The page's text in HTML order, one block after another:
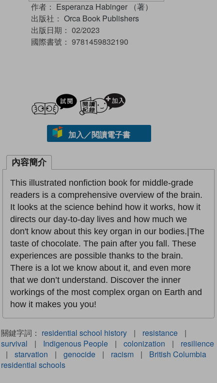
作者： Esperanza Habinger （著）
出版社： Orca Book Publishers
出版日期： 02/2023
國際書號： 9781459832190
試閲
加入／閱讀電子書
內容簡介
This illustrated nonfiction book for middle-grade
readers is a comprehensive overview of the brain.
It looks at the science behind how it works, how it
directs our day-to-day lives and how much we
don't know about this key organ in our bodies.|The
taste of chocolate. The pain after you fall. These
experiences are possible thanks to the brain.
There is a lot we know about it, and even more
that we don’t understand. Discover the inner
workings of the most complex organ on Earth and
how it makes you you!
關鍵字詞： residential school history | resistance
|
survival
| Indigenous People | colonization |
resilience
|
starvation | genocide | racism |
British Columbia
residential schools